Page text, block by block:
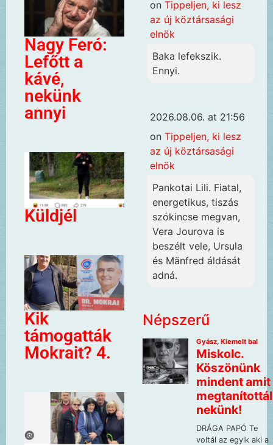
Nagy Feró:
Lefőtt a
kávé,
nekünk
annyi
Küldjél
Kik
támogatták
Mokrait? 4.
on Tippeljen, ki lesz
az új köztársasági
elnök
Baka lefekszik.
Ennyi.
2026.08.06. at 21:56
on Tippeljen, ki lesz
az új köztársasági
elnök
Pankotai Lili. Fiatal,
energetikus, tiszás
szókincse megvan,
Vera Jourova is
beszélt vele, Ursula
és Mänfred áldását
adná.
Népszerű